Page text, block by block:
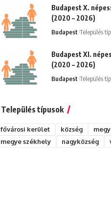
Budapest X.
(2020 – 2026)
Budapest Település
Budapest XI.
(2020 – 2026)
Budapest Település
Település típusok
fővárosi kerület község
megye székhely
nagyközség